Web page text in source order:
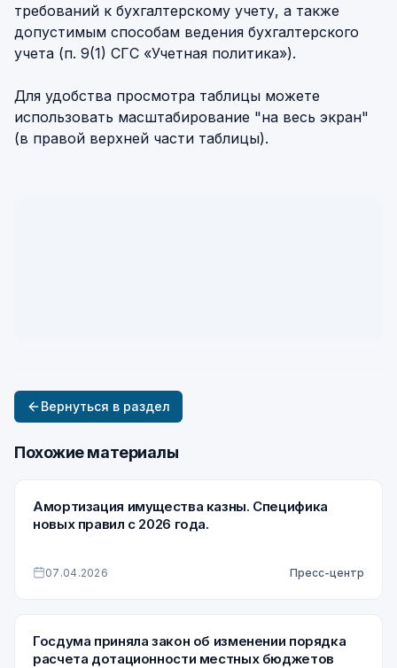
требований к бухгалтерскому учету, а также
допустимым способам ведения бухгалтерского
учета (п. 9(1) СГС «Учетная политика»).
Для удобства просмотра таблицы можете
использовать масштабирование "на весь экран"
(в правой верхней части таблицы).
Вернуться в раздел
Похожие материалы
Амортизация имущества казны. Специфика
новых правил с 2026 года.
07.04.2026 Пресс-центр
Госдума приняла закон об изменении порядка
расчета дотационности местных бюджетов